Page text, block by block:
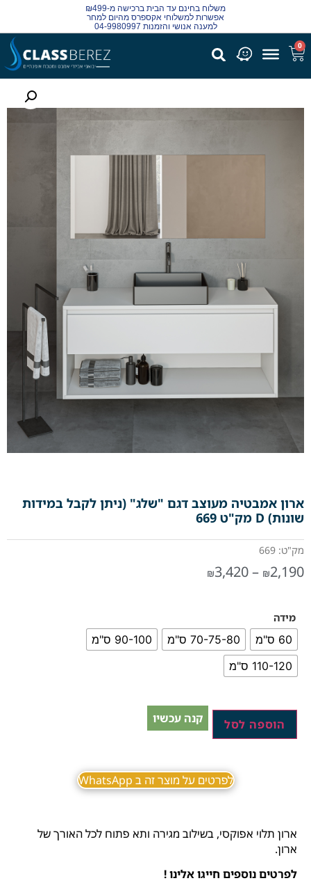
משלוח בחינם עד הבית ברכישה מ-₪499
אפשרות למשלוחי אקספרס מהיום למחר
למענה אנושי והזמנות 04-9980997
0
ארון אמבטיה מעוצב דגם "שלג" (ניתן לקבל במידות
שונות) D מק"ט 669
מק"ט: 669
₪2,190
–
₪3,420
מידה
60 ס"מ 70-75-80 ס"מ
90-100 ס"מ
110-120 ס"מ
קנה עכשיו הוספה לסל
לפרטים על מוצר זה ב WhatsApp
ארון תלוי אפוקסי, בשילוב מגירה ותא פתוח לכל האורך של
ארון.
לפרטים נוספים חייגו אלינו !